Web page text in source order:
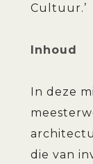
Cultuur.’
Inhoud
In deze
die van